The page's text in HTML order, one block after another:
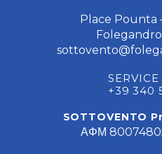
Place Pounta
+39 340
SOTTOVENTO
ΑΦΜ